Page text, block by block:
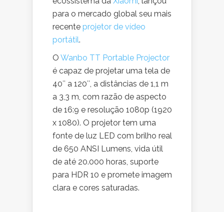
para o mercado global seu mais
recente projetor de vídeo
portátil.
O Wanbo TT Portable Projector
é capaz de projetar uma tela de
40″ a 120″, a distâncias de 1,1 m
a 3,3 m, com razão de aspecto
de 16:9 e resolução 1080p (1920
x 1080). O projetor tem uma
fonte de luz LED com brilho real
de 650 ANSI Lumens, vida útil
de até 20.000 horas, suporte
para HDR 10 e promete imagem
clara e cores saturadas.